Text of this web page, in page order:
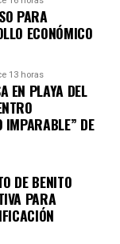
de
más
PARA
ECONÓMICO
13 horas
EN PLAYA DEL
IMPARABLE” DE
DE BENITO
PARA